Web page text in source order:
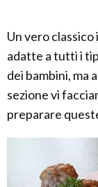
Un vero
adatte a tutti i
dei bambini, ma
sezione vi
preparare